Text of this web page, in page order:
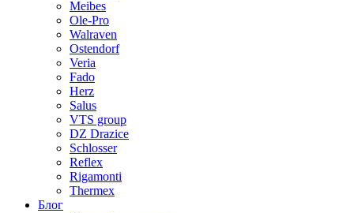
Meibes
Ole-Pro
Walraven
Ostendorf
Veria
Fado
Herz
Salus
VTS group
DZ Drazice
Schlosser
Reflex
Rigamonti
Thermex
Блог